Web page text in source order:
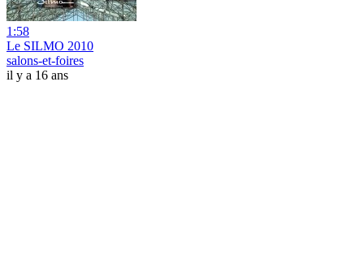
1:58
Le SILMO 2010
salons-et-foires
il y a 16 ans